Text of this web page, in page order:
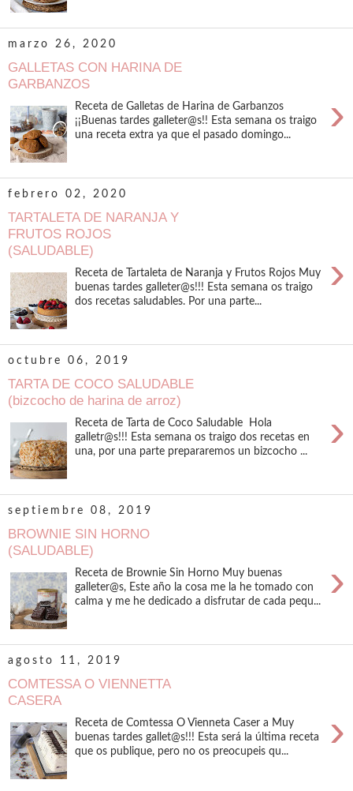
marzo 26, 2020
GALLETAS CON HARINA DE
GARBANZOS
›
Receta de Galletas de Harina de Garbanzos
¡¡Buenas tardes galleter@s!! Esta semana os traigo
una receta extra ya que el pasado domingo...
febrero 02, 2020
TARTALETA DE NARANJA Y
FRUTOS ROJOS
(SALUDABLE)
›
Receta de Tartaleta de Naranja y Frutos Rojos Muy
buenas tardes galleter@s!!! Esta semana os traigo
dos recetas saludables. Por una parte...
octubre 06, 2019
TARTA DE COCO SALUDABLE
(bizcocho de harina de arroz)
›
Receta de Tarta de Coco Saludable Hola
galletr@s!!! Esta semana os traigo dos recetas en
una, por una parte prepararemos un bizcocho ...
septiembre 08, 2019
BROWNIE SIN HORNO
(SALUDABLE)
›
Receta de Brownie Sin Horno Muy buenas
galleter@s, Este año la cosa me la he tomado con
calma y me he dedicado a disfrutar de cada pequ...
agosto 11, 2019
COMTESSA O VIENNETTA
CASERA
›
Receta de Comtessa O Vienneta Caser a Muy
buenas tardes gallet@s!!! Esta será la última receta
que os publique, pero no os preocupeis qu...